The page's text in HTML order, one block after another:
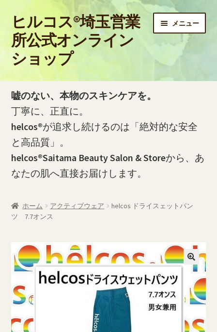
ナ
ビ
ゲ
ー
シ
ン
へ
ス
キ
ッ
コ
ン
テ
ン
ツ
ス
キ
ッ
プ
ヒルコス®埼玉営業
所公式オンライン
ショップ
メニュー
ホーム
PayPay銀行の口座開設およびお振込方法について
PayPay銀行の振込明細（PDF）をダウンロードする方法
お問い合わせ
ご利用ガイド
プライバシーポリシー
マイページ
嘘のない、本物のスキンケアを。
丁寧に、正直に。
helcos®が追求し続けるのは「絶対的な安全
と高品質」。
helcos®Saitama Beauty Salon & Storeから、あ
なたの肌へ直接お届けします。
ホーム アクティブウェア
helcos ドライスェットパン
ツ 7.7オンス